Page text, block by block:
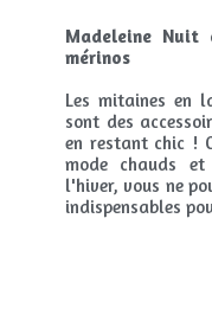
Madeleine
mérinos
Les mitaines en
sont des
en restant chic !
mode chauds et
l'hiver, vous ne
indispensables